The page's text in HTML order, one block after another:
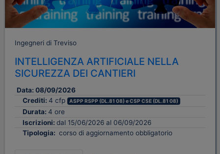
Ingegneri di Treviso
INTELLIGENZA ARTIFICIALE NELLA
SICUREZZA DEI CANTIERI
Data: 08/09/2026
Crediti: 4 cfp ASPP RSPP (DL.81 08) e CSP CSE (DL.81 08)
Durata: 4 ore
Iscrizioni: dal 15/06/2026 al 06/09/2026
Tipologia: corso di aggiornamento obbligatorio